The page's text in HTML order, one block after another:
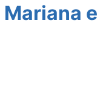
Mariana